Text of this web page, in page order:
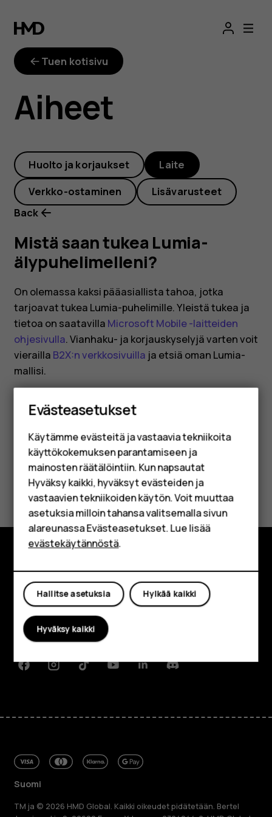
Mistä
saan
tukea
Lumia-
älypuhelimelleni?
Älypuhelimet
Perinteiset puhelimet
Lisävarusteet
HMD Terra M
Yrityksille
Tabletit
Shop
Tuen kotisivu
Aiheet
Huolto ja korjaukset Laite
Verkko-ostaminen
Lisävarusteet
Back
Mistä saan tukea Lumia-
älypuhelimelleni?
On olemassa kaksi pääasiallista tahoa, jotka
tarjoavat tukea Lumia-puhelimille. Yleistä tukea ja
tietoa on saatavilla Microsoft Mobile -laitteiden
ohjesivulla. Vianhaku- ja korjauskyselyjä varten voit
vierailla B2X:n verkkosivuilla ja etsiä oman Lumia-
mallisi.
Oliko tästä apua?
Kyllä Ei
Tutustu
Tietoa meistä
Planet and people
Tuki
FacebookInstagramTiktokYoutubeLinkedinDiscord
Suomi
TM ja © 2026 HMD Global. Kaikki oikeudet pidätetään. Bertel
Evästeasetukset
Käytämme evästeitä ja vastaavia tekniikoita
käyttökokemuksen parantamiseen ja
mainosten räätälöintiin. Kun napsautat
Hyväksy kaikki, hyväksyt evästeiden ja
vastaavien tekniikoiden käytön. Voit muuttaa
asetuksia milloin tahansa valitsemalla sivun
alareunassa Evästeasetukset. Lue lisää
evästekäytännöstä.
Hylkää kaikki
Hallitse asetuksia
Hyväksy kaikki